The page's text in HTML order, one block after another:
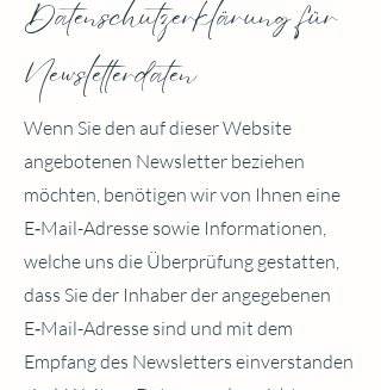
Datenschutzerklärung für
Newsletterdaten
Wenn Sie den auf dieser Website
angebotenen Newsletter beziehen
möchten, benötigen wir von Ihnen eine
E‑Mail-Adresse sowie Informationen,
welche uns die Überprüfung gestatten,
dass Sie der Inhaber der angegebenen
E‑Mail-Adresse sind und mit dem
Empfang des Newsletters einverstanden